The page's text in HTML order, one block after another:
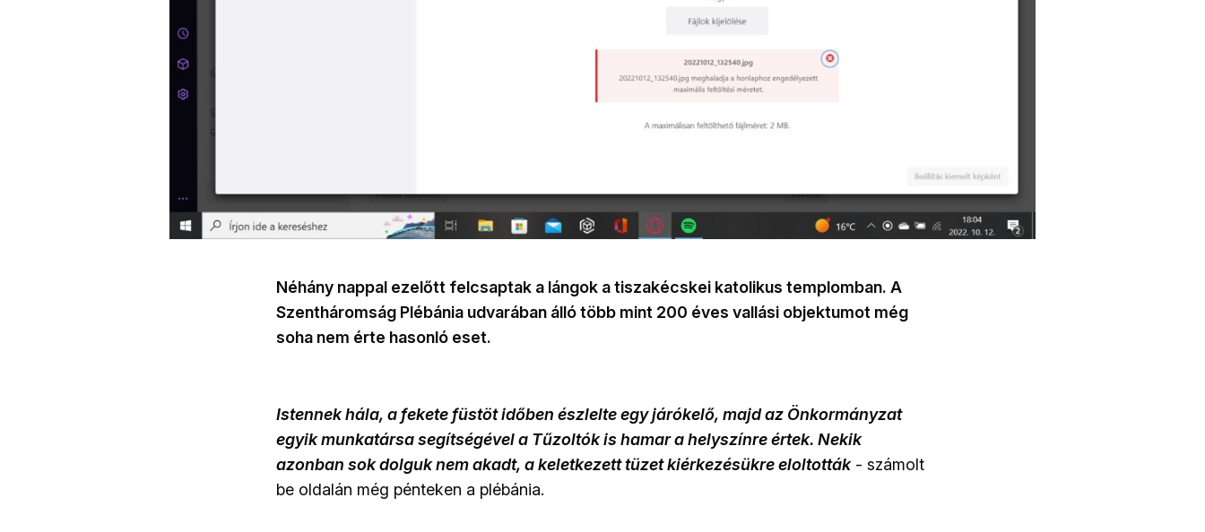
Néhány nappal ezelőtt felcsaptak a lángok a tiszakécskei katolikus templomban. A
Szentháromság Plébánia udvarában álló több mint 200 éves vallási objektumot még
soha nem érte hasonló eset.
Istennek hála, a fekete füstöt időben észlelte egy járókelő, majd az Önkormányzat
egyik munkatársa segítségével a Tűzoltók is hamar a helyszínre értek. Nekik
azonban sok dolguk nem akadt, a keletkezett tüzet kiérkezésükre eloltották- számolt
be oldalán még pénteken a plébánia.